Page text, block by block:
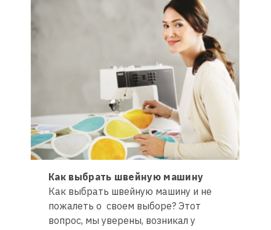
Как выбрать швейную машину
Как выбрать швейную машину и не
пожалеть о своем выборе? Этот
вопрос, мы уверены, возникал у